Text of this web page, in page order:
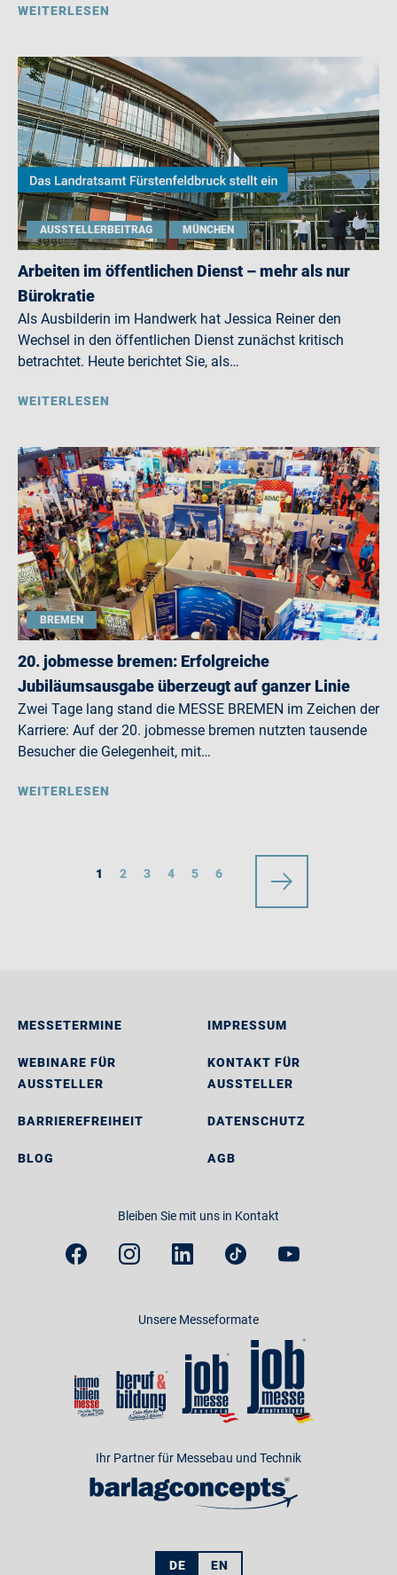
WEITERLESEN
AUSSTELLERBEITRAG MÜNCHEN
Arbeiten im öffentlichen Dienst – mehr als nur
Bürokratie
Als Ausbilderin im Handwerk hat Jessica Reiner den
Wechsel in den öffentlichen Dienst zunächst kritisch
betrachtet. Heute berichtet Sie, als…
WEITERLESEN
BREMEN
20. jobmesse bremen: Erfolgreiche
Jubiläumsausgabe überzeugt auf ganzer Linie
Zwei Tage lang stand die MESSE BREMEN im Zeichen der
Karriere: Auf der 20. jobmesse bremen nutzten tausende
Besucher die Gelegenheit, mit…
WEITERLESEN
1 2 3 4 5 6
MESSETERMINE
WEBINARE FÜR
AUSSTELLER
BARRIEREFREIHEIT
BLOG
IMPRESSUM
KONTAKT FÜR
AUSSTELLER
DATENSCHUTZ
AGB
Bleiben Sie mit uns in Kontakt
Unsere Messeformate
Ihr Partner für Messebau und Technik
DE EN